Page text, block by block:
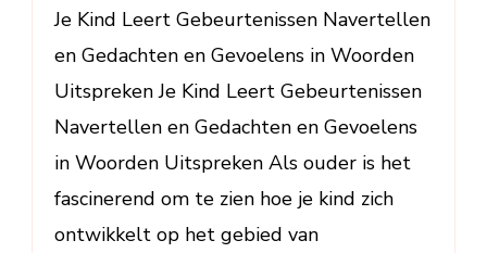
en
Gevoelens
Woorden
Uitspreken
Je Kind Leert Gebeurtenissen Navertellen
en Gedachten en Gevoelens in Woorden
Uitspreken Je Kind Leert Gebeurtenissen
Navertellen en Gedachten en Gevoelens
in Woorden Uitspreken Als ouder is het
fascinerend om te zien hoe je kind zich
ontwikkelt op het gebied van